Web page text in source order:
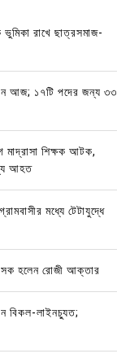
ভুমিকা রাখে ছাত্রসমাজ-
আজ; ১৭টি পদের জন্য ৩৩
মাদ্রাসা শিক্ষক আটক,
আহত
মধ্যে টেটাযুদ্ধে
হলেন রোজী আক্তার
বিকল-লাইনচ্যুত;